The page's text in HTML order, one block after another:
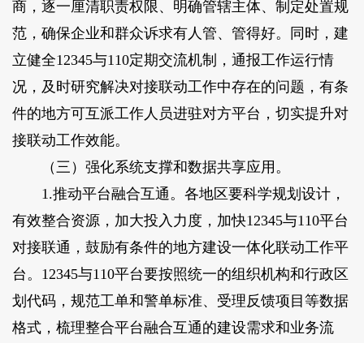
商，逐一厘清职责权限、明确管辖主体、制定处置规
范，确保企业和群众诉求有人管、管得好。同时，建
立健全12345与110定期交流机制，通报工作运行情
况，及时研究解决对接联动工作中存在的问题，有条
件的地方可互派工作人员进驻对方平台，切实提升对
接联动工作效能。
（三）强化系统支撑和数据共享应用。
1.推动平台融合互通。 各地区要科学规划设计，
有效整合资源，加大投入力度，加快12345与110平台
对接联通，鼓励有条件的地方建设一体化联动工作平
台。12345与110平台要按照统一的组织机构和行政区
划代码，规范工单和警单标准、受理反馈项目等数据
格式，梳理整合平台融合互通的建设需求和业务流